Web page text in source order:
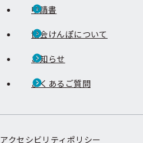
申請書
協会けんぽについて
お知らせ
よくあるご質問
アクセシビリティポリシー